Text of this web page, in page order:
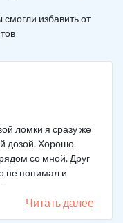
избавить от
ломки я сразу же
дозой. Хорошо.
со мной. Друг
не понимал и
товарищ просто
На дом приехал
после
Читать далее